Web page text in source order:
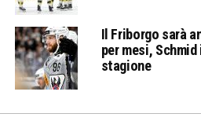
Il Friborgo sarà
per mesi,
stagione